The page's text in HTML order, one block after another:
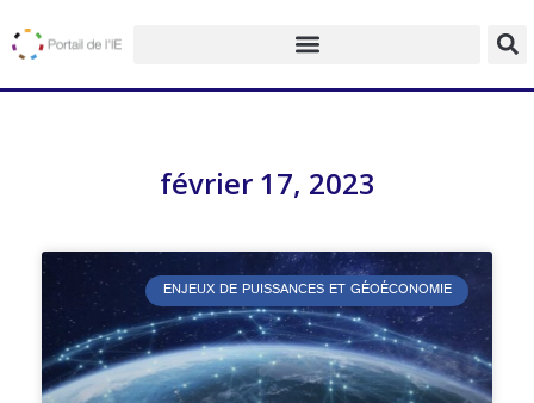
février 17, 2023
ENJEUX DE PUISSANCES ET GÉOÉCONOMIE